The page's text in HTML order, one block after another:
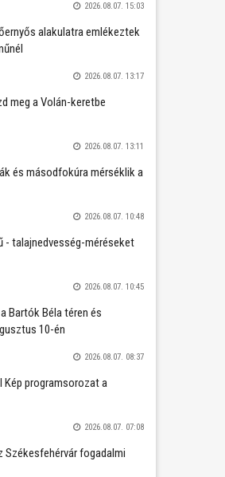
2026.08.07. 15:03
alakulatra emlékeztek
2026.08.07. 13:17
meg a Volán-keretbe
2026.08.07. 13:11
és másodfokúra mérséklik a
2026.08.07. 10:48
- talajnedvesség-méréseket
2026.08.07. 10:45
Bartók Béla téren és
10-én
2026.08.07. 08:37
Kép programsorozat a
2026.08.07. 07:08
Székesfehérvár fogadalmi